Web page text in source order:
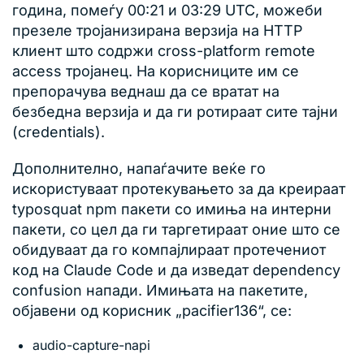
година, помеѓу 00:21 и 03:29 UTC, можеби
презеле тројанизирана верзија на HTTP
клиент што содржи cross-platform remote
access тројанец. На корисниците им се
препорачува веднаш да се вратат на
безбедна верзија и да ги ротираат сите тајни
(credentials).
Дополнително, напаѓачите веќе го
искористуваат протекувањето за да креираат
typosquat npm пакети со имиња на интерни
пакети, со цел да ги таргетираат оние што се
обидуваат да го компајлираат протечениот
код на Claude Code и да изведат dependency
confusion напади. Имињата на пакетите,
објавени од корисник „pacifier136“, се:
audio-capture-napi